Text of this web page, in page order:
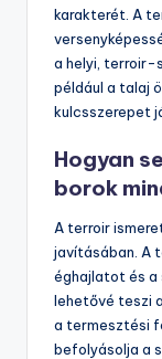
karakterét. A
a helyi, terroir-
például a talaj
kulcsszerepet
Hogyan
borok
A terroir
javításában. A
éghajlatot és a
lehetővé teszi
a termesztési
befolyásolja a